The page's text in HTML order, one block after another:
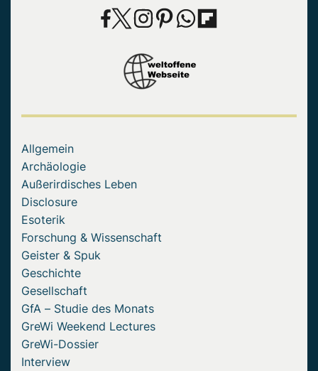
Allgemein
Archäologie
Außerirdisches Leben
Disclosure
Esoterik
Forschung & Wissenschaft
Geister & Spuk
Geschichte
Gesellschaft
GfA – Studie des Monats
GreWi Weekend Lectures
GreWi-Dossier
Interview